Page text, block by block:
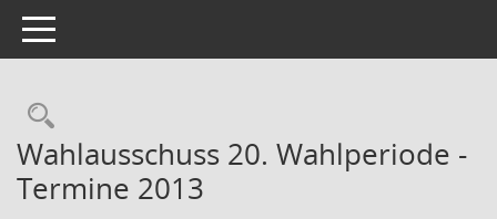
Toggle navigation
Rechercheauswahl
Wahlausschuss 20. Wahlperiode -
Termine 2013